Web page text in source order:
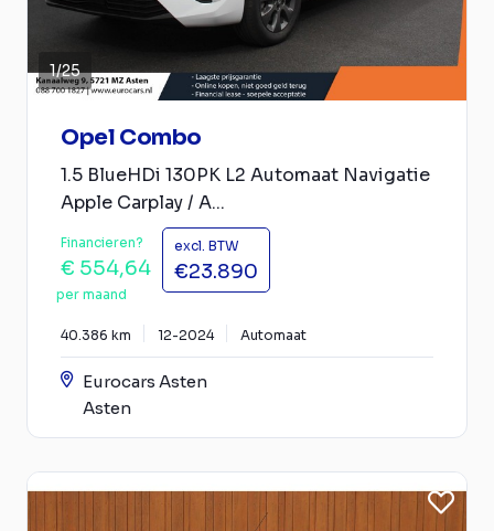
1/25
Opel Combo
1.5 BlueHDi 130PK L2 Automaat Navigatie
Apple Carplay / A...
Financieren?
€ 554,64
per maand
excl. BTW
€23.890
40.386 km 12-2024 Automaat
Eurocars Asten
Asten